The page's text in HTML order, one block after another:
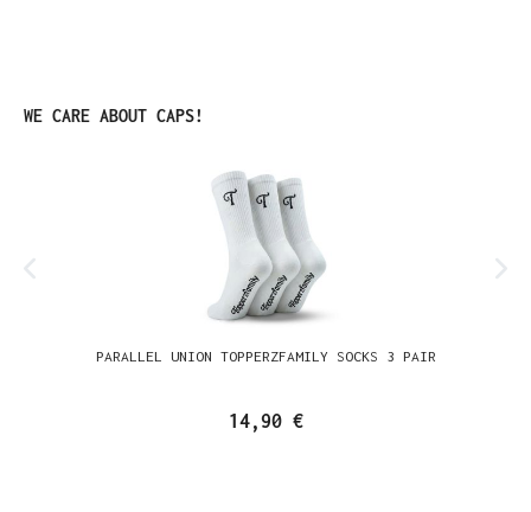
Produktgalerie überspringen
WE CARE ABOUT CAPS!
PARALLEL UNION TOPPERZFAMILY SOCKS 3 PAIR
14,90 €